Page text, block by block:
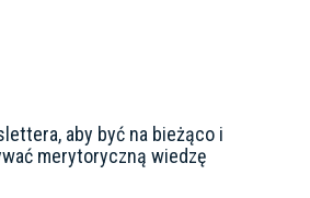
aby być na bieżąco i
merytoryczną wiedzę